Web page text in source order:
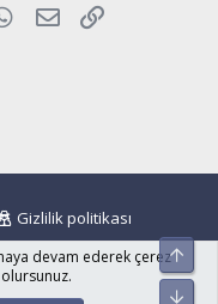
WhatsApp
E-posta
Gizlilik politikası
Ltd.
devam ederek çerez
olursunuz.
Üst
Alt